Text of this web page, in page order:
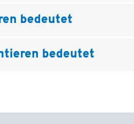
bedeutet
bedeutet